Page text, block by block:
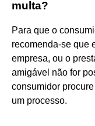
multa?
Para que o
recomenda-se que
empresa, ou o
amigável não for
consumidor
um processo.